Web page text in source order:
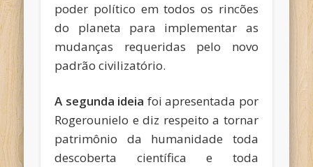
poder político em todos os rincões
do planeta para implementar as
mudanças requeridas pelo novo
padrão civilizatório.
A segunda ideia foi apresentada por
Rogerounielo e diz respeito a tornar
patrimônio da humanidade toda
descoberta científica e toda